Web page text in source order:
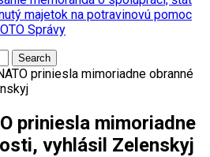
majetok na potravinovú pomoc
Správy
priniesla mimoriadne obranné
priniesla mimoriadne
vyhlásil Zelenskyj